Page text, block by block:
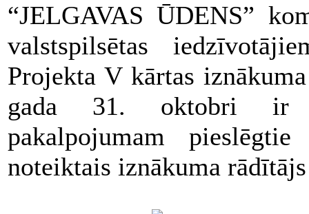
“JELGAVAS ŪDENS”
valstspilsētas
Projekta V kārtas
gada 31. oktobri ir
pakalpojumam
noteiktais iznākuma